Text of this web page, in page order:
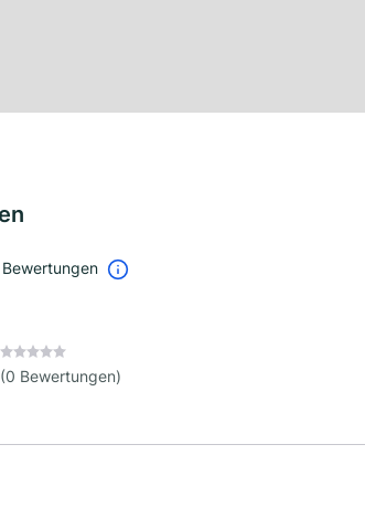
(0 Bewertungen)